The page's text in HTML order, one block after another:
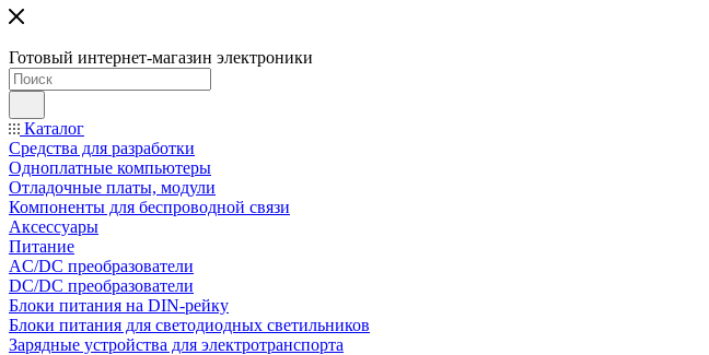
Готовый интернет-магазин электроники
Каталог
Средства для разработки
Одноплатные компьютеры
Отладочные платы, модули
Компоненты для беспроводной связи
Аксессуары
Питание
AC/DC преобразователи
DC/DC преобразователи
Блоки питания на DIN-рейку
Блоки питания для светодиодных светильников
Зарядные устройства для электротранспорта